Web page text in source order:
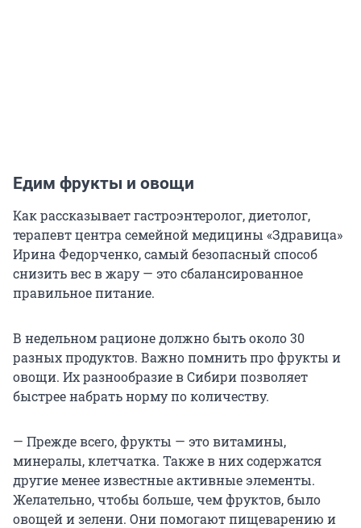
Едим фрукты и овощи
Как рассказывает гастроэнтеролог, диетолог,
терапевт центра семейной медицины «Здравица»
Ирина Федорченко, самый безопасный способ
снизить вес в жару — это сбалансированное
правильное питание.
В недельном рационе должно быть около 30
разных продуктов. Важно помнить про фрукты и
овощи. Их разнообразие в Сибири позволяет
быстрее набрать норму по количеству.
— Прежде всего, фрукты — это витамины,
минералы, клетчатка. Также в них содержатся
другие менее известные активные элементы.
Желательно, чтобы больше, чем фруктов, было
овощей и зелени. Они помогают пищеварению и